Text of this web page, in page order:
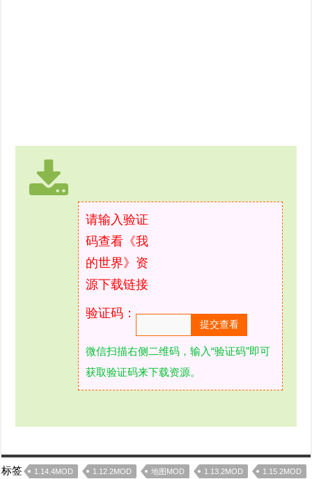
请输入验证
码查看《我
的世界》资
源下载链接
验证码：
微信扫描右侧二维码，输入“验证码”即可
获取验证码来下载资源。
标签 1.14.4MOD 1.12.2MOD 地图MOD 1.13.2MOD 1.15.2MOD